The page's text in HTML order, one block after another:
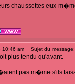
chaussettes eux-
10:46 am Sujet du message:
plus tendu qu'avant.
pas m�me s'ils